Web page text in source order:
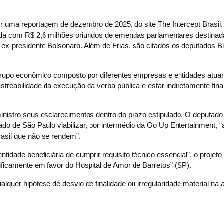
uma reportagem de dezembro de 2025, do site The Intercept
com R$ 2,6 milhões oriundos de emendas parlamentares
presidente Bolsonaro. Além de Frias, são citados os deputados
econômico composto por diferentes empresas e entidades
da execução da verba pública e estar indiretamente
seus esclarecimentos dentro do prazo estipulado. O
de São Paulo viabilizar, por intermédio da Go Up Entertainment,
que não se rendem”.
beneficiária de cumprir requisito técnico essencial”, o
em favor do Hospital de Amor de Barretos” (SP).
hipótese de desvio de finalidade ou irregularidade material na